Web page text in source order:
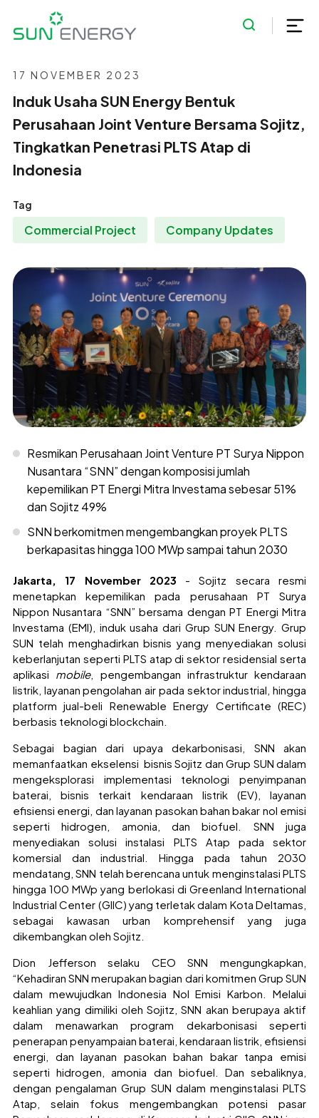
17 NOVEMBER 2023
Induk Usaha SUN Energy Bentuk
Perusahaan Joint Venture Bersama Sojitz,
Tingkatkan Penetrasi PLTS Atap di
Indonesia
Tag
Commercial Project Company Updates
Resmikan Perusahaan Joint Venture PT Surya Nippon
Nusantara “SNN” dengan komposisi jumlah
kepemilikan PT Energi Mitra Investama sebesar 51%
dan Sojitz 49%
SNN berkomitmen mengembangkan proyek PLTS
berkapasitas hingga 100 MWp sampai tahun 2030
Jakarta, 17 November 2023 - Sojitz secara resmi
menetapkan kepemilikan pada perusahaan PT Surya
Nippon Nusantara “SNN” bersama dengan PT Energi Mitra
Investama (EMI), induk usaha dari Grup SUN Energy. Grup
SUN telah menghadirkan bisnis yang menyediakan solusi
keberlanjutan seperti PLTS atap di sektor residensial serta
aplikasi mobile, pengembangan infrastruktur kendaraan
listrik, layanan pengolahan air pada sektor industrial, hingga
platform jual-beli Renewable Energy Certificate (REC)
berbasis teknologi blockchain.
Sebagai bagian dari upaya dekarbonisasi, SNN akan
memanfaatkan ekselensi bisnis Sojitz dan Grup SUN dalam
mengeksplorasi implementasi teknologi penyimpanan
baterai, bisnis terkait kendaraan listrik (EV), layanan
efisiensi energi, dan layanan pasokan bahan bakar nol emisi
seperti hidrogen, amonia, dan biofuel. SNN juga
menyediakan solusi instalasi PLTS Atap pada sektor
komersial dan industrial. Hingga pada tahun 2030
mendatang, SNN telah berencana untuk menginstalasi PLTS
hingga 100 MWp yang berlokasi di Greenland International
Industrial Center (GIIC) yang terletak dalam Kota Deltamas,
sebagai kawasan urban komprehensif yang juga
dikembangkan oleh Sojitz.
Dion Jefferson selaku CEO SNN mengungkapkan,
“Kehadiran SNN merupakan bagian dari komitmen Grup SUN
dalam mewujudkan Indonesia Nol Emisi Karbon. Melalui
keahlian yang dimiliki oleh Sojitz, SNN akan berupaya aktif
dalam menawarkan program dekarbonisasi seperti
penerapan penyampaian baterai, kendaraan listrik, efisiensi
energi, dan layanan pasokan bahan bakar tanpa emisi
seperti hidrogen, amonia dan biofuel. Dan sebaliknya,
dengan pengalaman Grup SUN dalam menginstalasi PLTS
Atap, selain fokus mengembangkan potensi pasar